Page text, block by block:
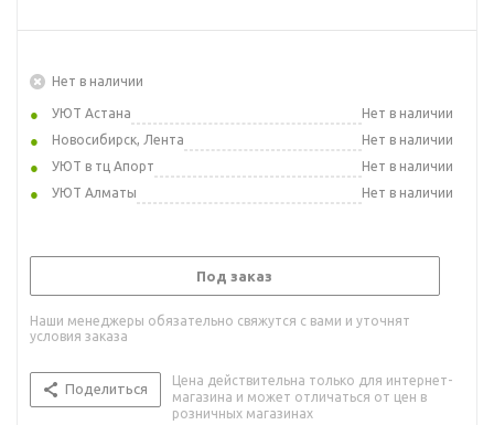
Нет в наличии
УЮТ Астана
Нет в наличии
Новосибирск, Лента
Нет в наличии
УЮТ в тц Апорт
Нет в наличии
УЮТ Алматы
Нет в наличии
Под заказ
Наши менеджеры обязательно свяжутся с вами и уточнят
условия заказа
Поделиться
Цена действительна только для интернет-
магазина и может отличаться от цен в
розничных магазинах